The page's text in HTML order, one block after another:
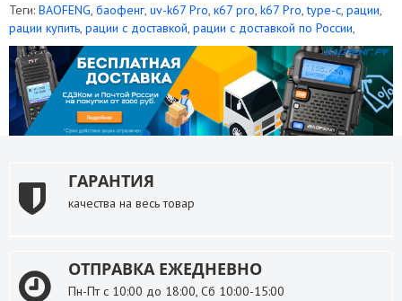
Теги: BAOFENG, баофенг, uv-k67 Pro, к67 pro, k67 Pro,type-c, рации,
рации купить, рации с доставкой, рации с доставкой по России,
ГАРАНТИЯ
качества на весь товар
ОТПРАВКА ЕЖЕДНЕВНО
Пн-Пт с 10:00 до 18:00, Сб 10:00-15:00